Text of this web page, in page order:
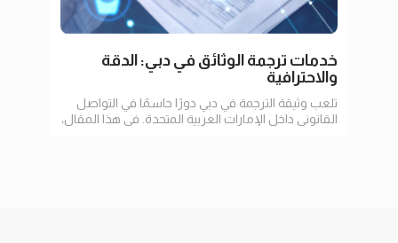
خدمات ترجمة الوثائق في دبي: الدقة
والاحترافية
تلعب وثيقة الترجمة في دبي دورًا حاسمًا في التواصل
القانوني داخل الإمارات العربية المتحدة. في هذا المقال،